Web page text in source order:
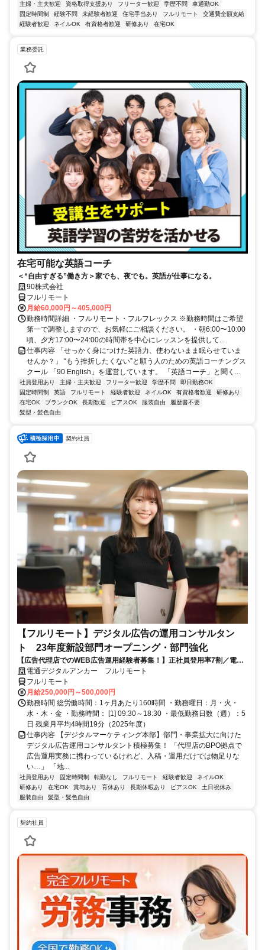
主婦・主夫歓迎
資格取得支援あり フリーター歓迎 学歴不問
車通勤OK
固定時間制
経験不問 未経験者歓迎 住宅手当あり フルリモート
交通費全額支給
経験者歓迎
ネイルOK 有資格者歓迎 研修あり 在宅OK
業務委託
在宅可能な英語コーチ
＜“自由すぎる”働き方＞家でも、夜でも。英語が仕事になる。
90株式会社
フルリモート
月給60,000円～405,000円
勤務時間詳細 ・フルリモート・フルフレックス ※勤務時間はご希望
第一で調整しますので、お気軽にご相談ください。 ・朝6:00〜10:00
頃、夕方17:00〜24:00の時間帯を中心にレッスンを提供して...
仕事内容 「せっかく身につけた英語力、使わないまま眠らせていま
せんか？」 “もう挫折したくない”と願う人のための英語コーチングス
クール 「90 English」を運営しています。 「英語コーチ」と聞く...
社員登用あり 主婦・主夫歓迎 フリーター歓迎 学歴不問
即日勤務OK
固定時間制
英語 フルリモート 経験者歓迎 ネイルOK 有資格者歓迎
研修あり
在宅OK
ブランクOK 長期歓迎 ピアスOK 服装自由
履歴書不要
髪型・髪色自由
契約社員
【フルリモート】デジタル広告の運用コンサルタン
ト 23年度新設部門オープニング・部門強化
【広告代理店でのWEB広告運用経験者募集！】正社員登用率7割／電通
G／全国×完全在宅／年休126日・土日祝休み／残業月平均4時間19分
電通デジタルアンカー フルリモート
フルリモート
月給250,000円～500,000円
勤務時間 総労働時間：1ヶ月あたり160時間 ・勤務曜日：月・火・
水・木・金 ・勤務時間： [1] 09:30～18:30 ・最低勤務日数（週）：5
日 残業月平均4時間19分（2025年度）
仕事内容 【デジタルマーケティング本部】部門・事業拡大に向けた
デジタル広告運用コンサルタント積極募集！ 「代理店のBPO拠点で
広告運用実務に携わっているけれど、入稿・運用だけでは物足りな
い…」 「地...
社員登用あり 固定時間制 転勤なし フルリモート 経験者歓迎
ネイルOK
研修あり
在宅OK 賞与あり 育休あり 長期休暇あり ピアスOK
土日祝休み
服装自由
髪型・髪色自由
契約社員